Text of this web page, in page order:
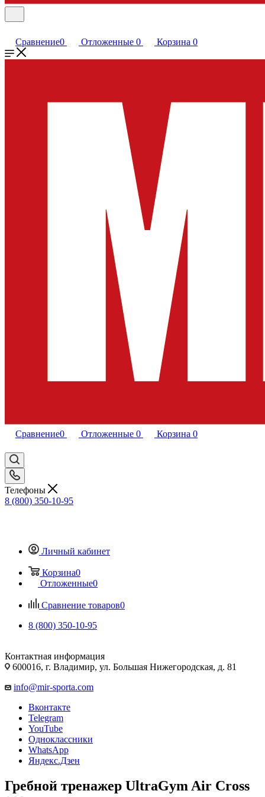
Сравнение0 Отложенные 0 Корзина 0
Сравнение0 Отложенные 0 Корзина 0
Телефоны
8 (800) 350-10-95
Личный кабинет
Корзина0
Отложенные0
Сравнение товаров0
8 (800) 350-10-95
Контактная информация
600016, г. Владимир, ул. Большая Нижегородская, д. 81
info@mir-sporta.com
Вконтакте
Telegram
YouTube
Одноклассники
WhatsApp
Яндекс.Дзен
Гребной тренажер UltraGym Air Cross